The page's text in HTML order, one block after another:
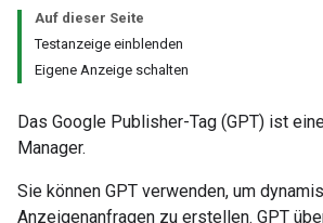
Auf dieser Seite
Testanzeige einblenden
Eigene Anzeige schalten
Das Google Publisher-Tag (GPT) ist
Manager.
Sie können GPT verwenden, um
Anzeigenanfragen zu erstellen. GPT